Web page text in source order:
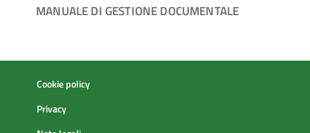
MANUALE DI GESTIONE DOCUMENTALE
Cookie policy
Privacy